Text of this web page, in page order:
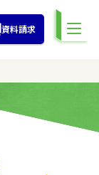
資料請求